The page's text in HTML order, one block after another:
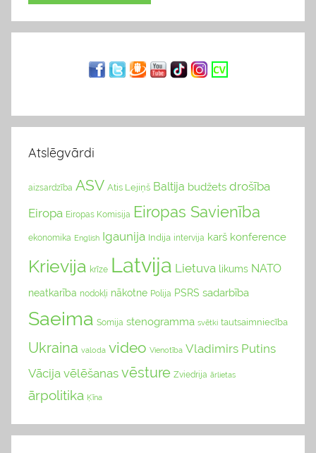
Atslēgvārdi
aizsardzība ASV Atis Lejiņš Baltija budžets drošība
Eiropa Eiropas Komisija Eiropas Savienība
ekonomika English Igaunija Indija intervija karš konference
Krievija krīze Latvija Lietuva likums NATO
neatkarība nodokļi nākotne Polija PSRS sadarbība
Saeima Somija stenogramma svētki tautsaimniecība
Ukraina valoda video Vienotība Vladimirs Putins
Vācija vēlēšanas vēsture Zviedrija ārlietas
ārpolitika Ķīna